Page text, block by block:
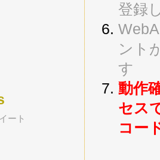
登録
ント
す
動作
セス
コー
ート